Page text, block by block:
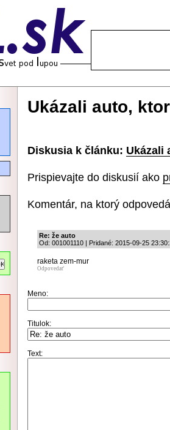
Ukázali auto,
Diskusia k článku: Ukázali
Prispievajte do diskusií ako
Komentár, na ktorý
Re: že auto
Od: 001001110 | Pridané: 2015-09-25
raketa zem-mur
Odpovedať
Meno:
Titulok:
Text: